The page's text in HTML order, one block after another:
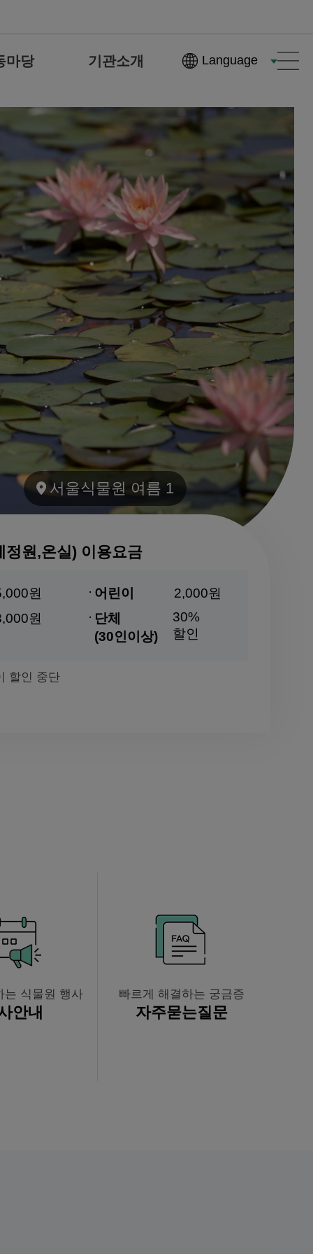
마당 기관소개 Language
서울식물원 여름 1
정원,온실) 이용요금
원
원
어린이
2,000원
단체
(30인이상)
30%
할인
할인 중단
는 식물원 행사
안내
빠르게 해결하는 궁금증
자주묻는질문